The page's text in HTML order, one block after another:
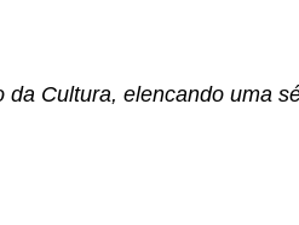
Cultura, elencando uma